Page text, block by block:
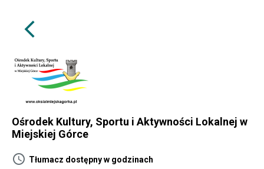
arrow_back_ios
Ośrodek Kultury, Sportu i Aktywności Lokalnej w
Miejskiej Górce
schedule Tłumacz dostępny w godzinach